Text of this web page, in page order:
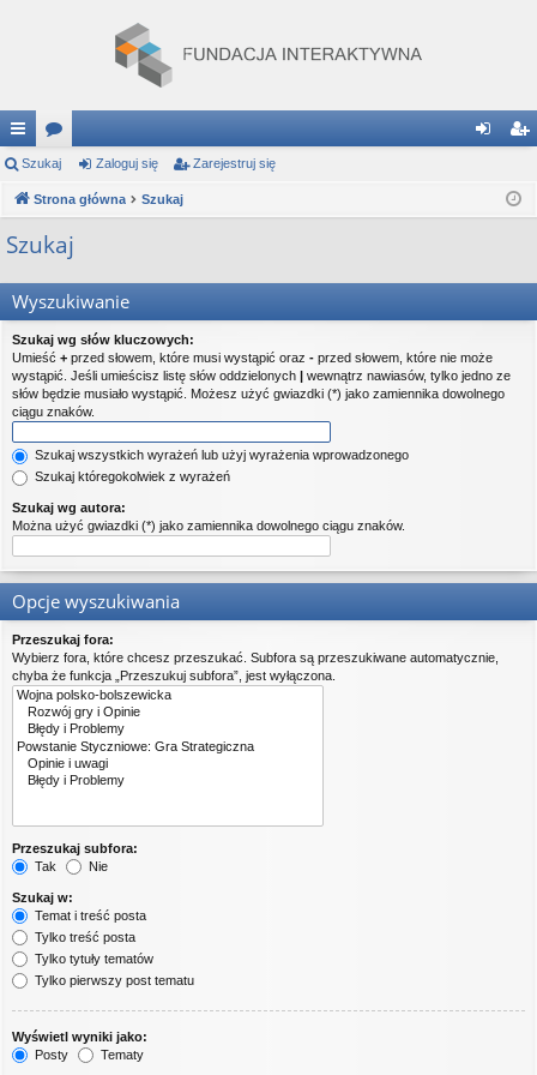
ię
ce
j
or
a ej
Szukaj Zaloguj się Zarejestruj się
Strona główna Szukaj
Szukaj
Wyszukiwanie
Szukaj wg słów kluczowych:
Umieść + przed słowem, które musi wystąpić oraz - przed słowem, które nie może
wystąpić. Jeśli umieścisz listę słów oddzielonych | wewnątrz nawiasów, tylko jedno ze
słów będzie musiało wystąpić. Możesz użyć gwiazdki (*) jako zamiennika dowolnego
ciągu znaków.
Szukaj wszystkich wyrażeń lub użyj wyrażenia wprowadzonego
Szukaj któregokolwiek z wyrażeń
Szukaj wg autora:
Można użyć gwiazdki (*) jako zamiennika dowolnego ciągu znaków.
Opcje wyszukiwania
Przeszukaj fora:
Wybierz fora, które chcesz przeszukać. Subfora są przeszukiwane automatycznie,
chyba że funkcja „Przeszukuj subfora”, jest wyłączona.
Przeszukaj subfora:
Tak
Nie
Szukaj w:
Temat i treść posta
Tylko treść posta
Tylko tytuły tematów
Tylko pierwszy post tematu
Wyświetl wyniki jako:
Posty
Tematy